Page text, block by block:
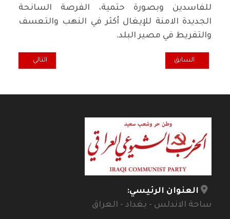
للفاسدين وبصورة حتمية، الفرصة السانحة
الجديدة الامنة للإيغال أكثر في النهب والتعسف
والتفريط في مصير البلد.
المقال السابق: معصوم غير معصوم .. حينما برر بتهافت لجريمة غدر
السابق المقال التالي:
التالي
العنوان الرئيسي:
ساحة الاندلس - بغداد - العراق